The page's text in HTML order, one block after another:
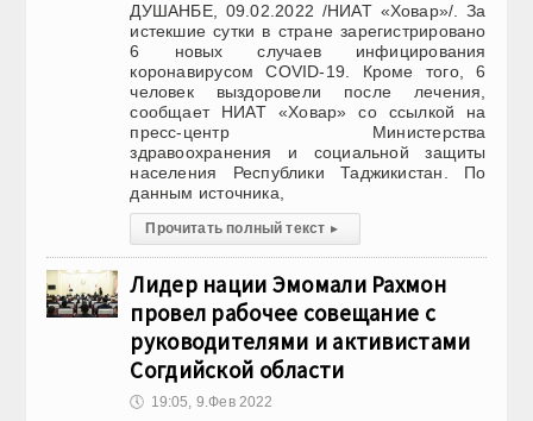
ДУШАНБЕ, 09.02.2022 /НИАТ «Ховар»/. За
истекшие сутки в стране зарегистрировано
6 новых случаев инфицирования
коронавирусом COVID-19. Кроме того, 6
человек выздоровели после лечения,
сообщает НИАТ «Ховар» со ссылкой на
пресс-центр Министерства
здравоохранения и социальной защиты
населения Республики Таджикистан. По
данным источника,
Прочитать полный текст ▸
Лидер нации Эмомали Рахмон
провел рабочее совещание с
руководителями и активистами
Согдийской области
🕔 19:05, 9.Фев 2022